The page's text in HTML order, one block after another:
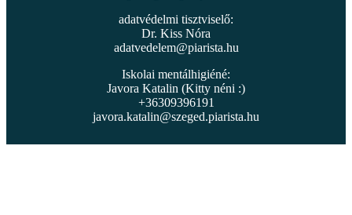
adatvédelmi tisztviselő:
Dr. Kiss Nóra
adatvedelem@piarista.hu
Iskolai mentálhigiéné:
Javora Katalin (Kitty néni :)
+36309396191
javora.katalin@szeged.piarista.hu